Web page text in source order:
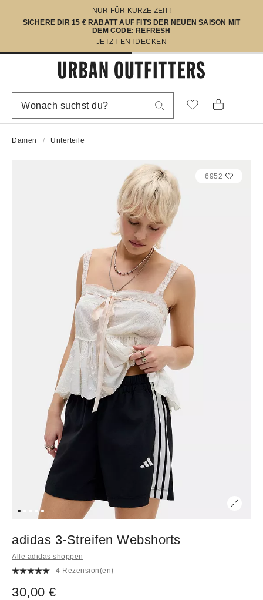
NUR FÜR KURZE ZEIT!
SICHERE DIR 15 € RABATT AUF FITS DER NEUEN SAISON MIT
DEM CODE: REFRESH
JETZT ENTDECKEN
Damen Unterteile
6952
adidas 3-Streifen Webshorts
Alle adidas shoppen
4 Rezension(en)
30,00 €